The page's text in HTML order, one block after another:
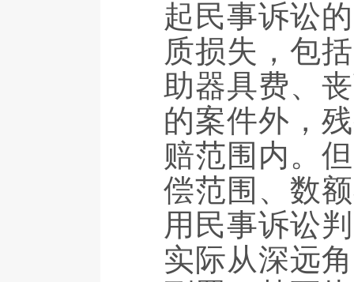
起民事诉讼
质损失，包
助器具费、
的案件外，
赔范围内。
偿范围、数
用民事诉讼
实际从深远